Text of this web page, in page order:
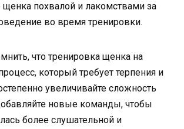
щенка похвалой и лакомствами за
во время тренировки.
что тренировка щенка на
который требует терпения и
увеличивайте сложность
новые команды, чтобы
более слушательной и